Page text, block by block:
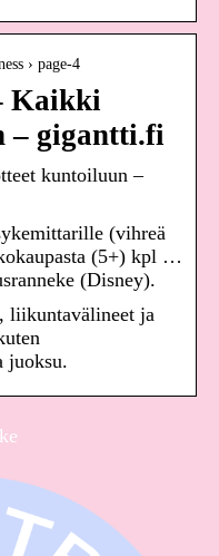
› page-4
Kaikki
– gigantti.fi
kuntoiluun –
(vihreä
(5+) kpl …
(Disney).
liikuntavälineet ja
juoksu.